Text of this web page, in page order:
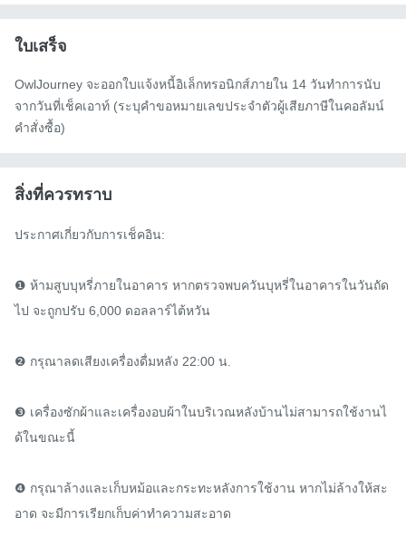
ใบเสร็จ
OwlJourney จะออกใบแจ้งหนี้อิเล็กทรอนิกส์ภายใน 14 วันทำการนับ
จากวันที่เช็คเอาท์ (ระบุคำขอหมายเลขประจำตัวผู้เสียภาษีในคอลัมน์
คำสั่งซื้อ)
สิ่งที่ควรทราบ
ประกาศเกี่ยวกับการเช็คอิน:
❶ ห้ามสูบบุหรี่ภายในอาคาร หากตรวจพบควันบุหรี่ในอาคารในวันถัด
ไป จะถูกปรับ 6,000 ดอลลาร์ไต้หวัน
❷ กรุณาลดเสียงเครื่องดื่มหลัง 22:00 น.
❸ เครื่องซักผ้าและเครื่องอบผ้าในบริเวณหลังบ้านไม่สามารถใช้งานไ
ด้ในขณะนี้
❹ กรุณาล้างและเก็บหม้อและกระทะหลังการใช้งาน หากไม่ล้างให้สะ
อาด จะมีการเรียกเก็บค่าทำความสะอาด